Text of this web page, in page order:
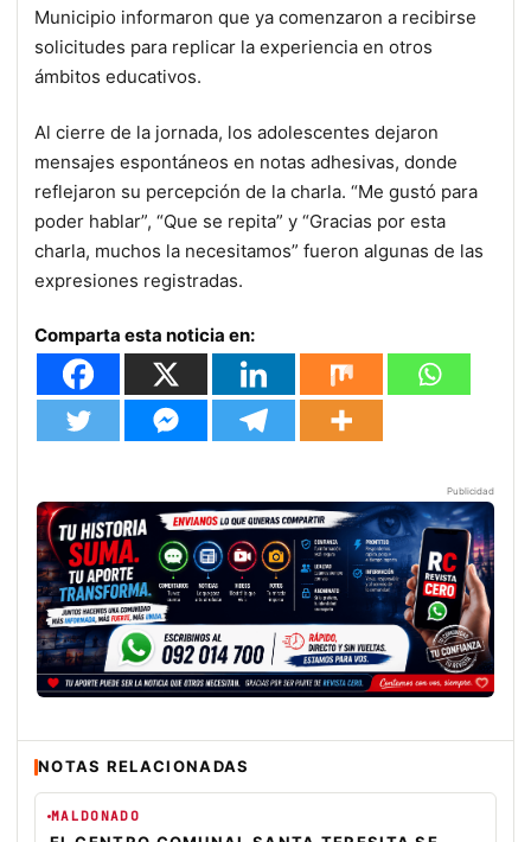
Municipio informaron que ya comenzaron a recibirse
solicitudes para replicar la experiencia en otros
ámbitos educativos.
Al cierre de la jornada, los adolescentes dejaron
mensajes espontáneos en notas adhesivas, donde
reflejaron su percepción de la charla. “Me gustó para
poder hablar”, “Que se repita” y “Gracias por esta
charla, muchos la necesitamos” fueron algunas de las
expresiones registradas.
Comparta esta noticia en:
Publicidad
NOTAS RELACIONADAS
MALDONADO